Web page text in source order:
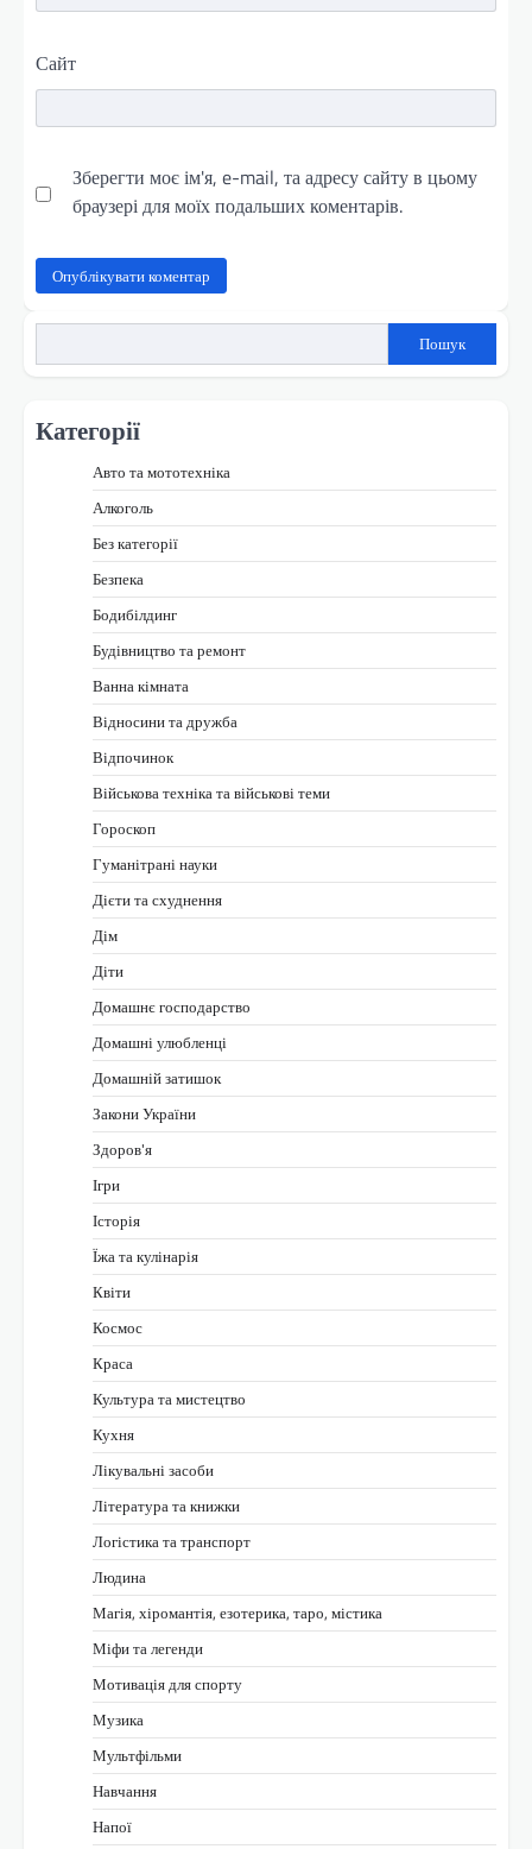
Сайт
Зберегти моє ім'я, e-mail, та адресу сайту в цьому
браузері для моїх подальших коментарів.
Пошук
Категорії
Авто та мототехніка
Алкоголь
Без категорії
Безпека
Бодибілдинг
Будівництво та ремонт
Ванна кімната
Відносини та дружба
Відпочинок
Військова техніка та військові теми
Гороскоп
Гуманітрані науки
Дієти та схуднення
Дім
Діти
Домашнє господарство
Домашні улюбленці
Домашній затишок
Закони України
Здоров'я
Ігри
Історія
Їжа та кулінарія
Квіти
Космос
Краса
Культура та мистецтво
Кухня
Лікувальні засоби
Література та книжки
Логістика та транспорт
Людина
Магія, хіромантія, езотерика, таро, містика
Міфи та легенди
Мотивація для спорту
Музика
Мультфільми
Навчання
Напої